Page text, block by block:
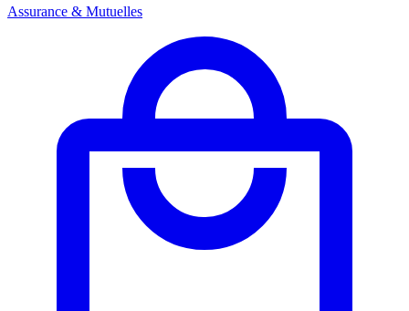
Assurance & Mutuelles